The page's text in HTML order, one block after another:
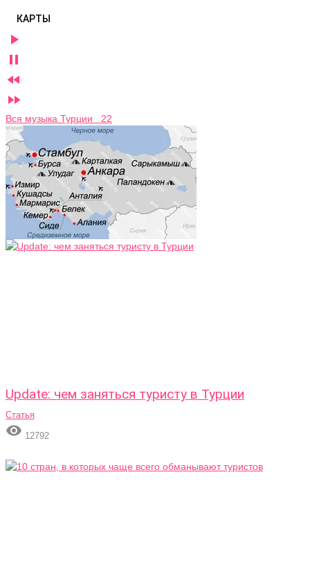
КАРТЫ




Вся музыка Турции 22
Update: чем заняться туристу в Турции
Статья
 12792